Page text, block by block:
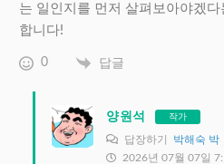
는 일인지를 먼저 살펴보아야겠
합니다!
0 답글
양원석 작가
답장하기 박해숙 박
2026년 07월 07일